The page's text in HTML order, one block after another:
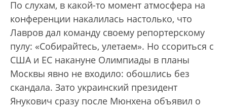
По слухам, в какой-то момент атмосфера на
конференции накалилась настолько, что
Лавров дал команду своему репортерскому
пулу: «Собирайтесь, улетаем». Но ссориться с
США и ЕС накануне Олимпиады в планы
Москвы явно не входило: обошлись без
скандала. Зато украинский президент
Янукович сразу после Мюнхена объявил о